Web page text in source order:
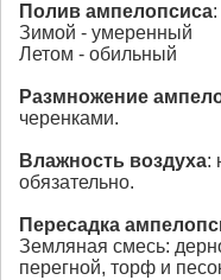
Полив ампелопсиса:
Зимой - умеренный
Летом - обильный
Размножение
черенками.
Влажность воздуха:
обязательно.
Пересадка
Земляная смесь:
перегной, торф и